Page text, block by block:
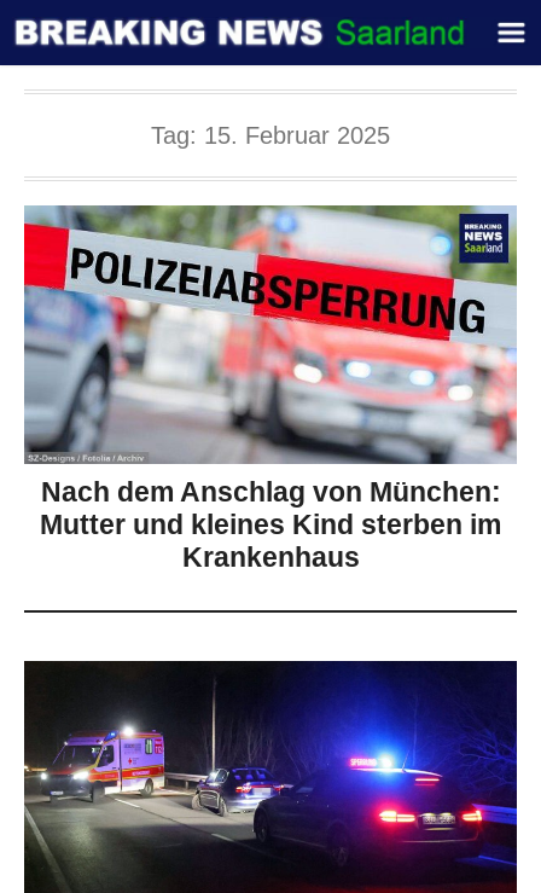
Tag: 15. Februar 2025
Nach dem Anschlag von München:
Mutter und kleines Kind sterben im
Krankenhaus